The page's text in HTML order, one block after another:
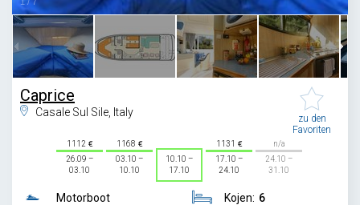
Caprice
Casale Sul Sile, Italy
zu den
Favoriten
1112
26.09 –
03.10
1168
03.10 –
10.10
10.10 –
17.10
1131
17.10 –
24.10
n/a
24.10 –
31.10
Motorboot
Kojen: 6